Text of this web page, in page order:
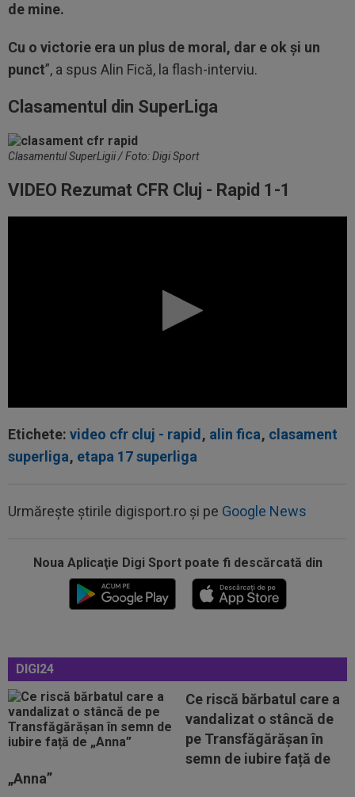
de mine.
Cu o victorie era un plus de moral, dar e ok și un
punct”, a spus Alin Fică, la flash-interviu.
Clasamentul din SuperLiga
Clasamentul SuperLigii / Foto: Digi Sport
VIDEO Rezumat CFR Cluj - Rapid 1-1
Etichete: video cfr cluj - rapid, alin fica, clasament
superliga, etapa 17 superliga
Urmărește știrile digisport.ro și pe Google News
Noua Aplicaţie Digi Sport poate fi descărcată din
DIGI24
Ce riscă bărbatul care a
vandalizat o stâncă de
pe Transfăgărășan în
semn de iubire față de
„Anna”
13:52
Rapid a fost acuzată de ”încălcarea
13:37 EXCLUSIV
Ilie Dumitrescu l-a găsit vinovat la
FCSB: ”N-ai cum să faci asta. Semnal de...
FOTO
"Cod roșu" înainte KuPS -
13:23
A fost omorât la doar 27 de ani, pe stradă,
după ce s-a opus unui jaf
13:14
David Popovici e gata de Europenele de la
Paris! Campionul român și-a aflat...
"Schema" pregătită de Real Madrid: Yan
Diomande, la echipa a doua!